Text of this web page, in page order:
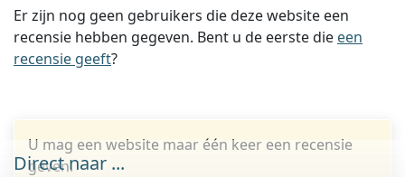
Er zijn nog geen gebruikers die deze website een
recensie hebben gegeven. Bent u de eerste die een
recensie geeft?
U mag een website maar één keer een recensie
geven.
Direct naar ...